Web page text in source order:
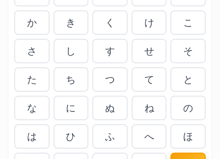
か き く け こ
さ し す せ そ
た ち つ て と
な に ぬ ね の
は ひ ふ へ ほ